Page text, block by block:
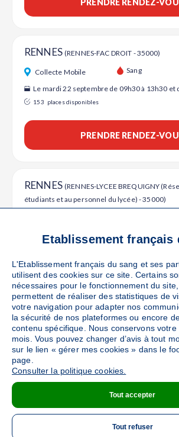
RENNES (RENNES-FAC DROIT - 35000)
Collecte Mobile Sang
Le mardi 22 septembre de 09h30 à 13h30 et
153 places disponibles
PRENDRE RENDEZ-
RENNES (RENNES-LYCEE BREQUIGNY
étudiants et au personnel du lycée) - 35000)
places disponibles
PRENDRE RENDEZ-
RENNES(RENNES - IEP - 35000)
Collecte Mobile Sang
Le mardi 13 octobre de 09h30 à 15h
PRENDRE RENDEZ-
Etablissement français
L'Etablissement français du sang et ses
utilisent des cookies sur ce site. Certains
nécessaires pour le fonctionnement du
permettent de réaliser des statistiques de
votre navigation pour adapter nos
la sécurité de nos plateformes ou encore
contenu spécifique. Nous conservons
mois. Vous pouvez changer d’avis à tout
sur le lien « gérer mes cookies » dans le
page.
Consulter la politique cookies.
Tout accepter
Tout refuser